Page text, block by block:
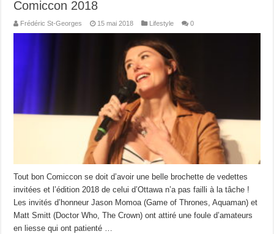
Comiccon 2018
Frédéric St-Georges 15 mai 2018 Lifestyle 0
Tout bon Comiccon se doit d’avoir une belle brochette de vedettes
invitées et l’édition 2018 de celui d’Ottawa n’a pas failli à la tâche !
Les invités d’honneur Jason Momoa (Game of Thrones, Aquaman) et
Matt Smitt (Doctor Who, The Crown) ont attiré une foule d’amateurs
en liesse qui ont patienté …